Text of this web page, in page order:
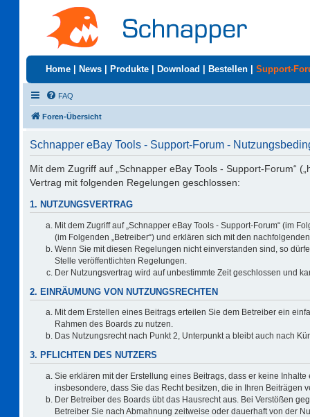
Home News Produkte Download Bestellen Support-
FAQ
Foren-Übersicht
Schnapper eBay Tools - Support-Forum -
Mit dem Zugriff auf „Schnapper eBay Tools - Support-Forum“
Vertrag mit folgenden Regelungen geschlossen:
1. NUTZUNGSVERTRAG
Mit dem Zugriff auf „Schnapper eBay Tools - Support-Forum“ (im
(im Folgenden „Betreiber“) und erklären sich mit den
Wenn Sie mit diesen Regelungen nicht einverstanden sind, so
Stelle veröffentlichten Regelungen.
Der Nutzungsvertrag wird auf unbestimmte Zeit geschlossen und
2. EINRÄUMUNG VON NUTZUNGSRECHTEN
Mit dem Erstellen eines Beitrags erteilen Sie dem Betreiber ein
Rahmen des Boards zu nutzen.
Das Nutzungsrecht nach Punkt 2, Unterpunkt a bleibt auch nach
3. PFLICHTEN DES NUTZERS
Sie erklären mit der Erstellung eines Beitrags, dass er keine
insbesondere, dass Sie das Recht besitzen, die in Ihren Beiträgen
Der Betreiber des Boards übt das Hausrecht aus. Bei Verstößen
Betreiber Sie nach Abmahnung zeitweise oder dauerhaft von der